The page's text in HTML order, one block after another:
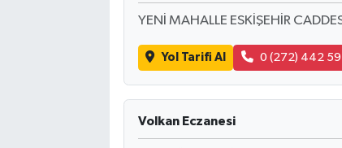
YENİ MAHALLE ESKİŞEHİR
Yol Tarifi Al 0 (272) 442
Volkan Eczanesi